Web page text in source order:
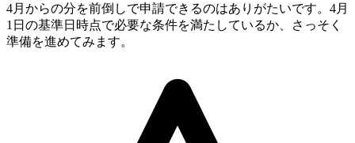
4月からの分を前倒しで申請できるのはありがたいです。4月
1日の基準日時点で必要な条件を満たしているか、さっそく
準備を進めてみます。